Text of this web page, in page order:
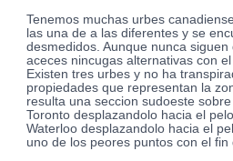
Tenemos muchas urbes
las una de a las diferentes y se
desmedidos. Aunque nunca
aceces nincugas alternativas con
Existen tres urbes y no ha
propiedades que representan la
resulta una seccion sudoeste
Toronto desplazandolo hacia el
Waterloo desplazandolo hacia el
uno de los peores puntos con el